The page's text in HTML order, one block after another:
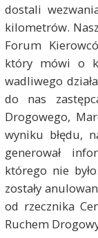
dostali
kilometrów.
Forum
który mówi o
wadliwego
do nas
Drogowego,
wyniku błędu,
generował
którego nie
zostały
od rzecznika
Ruchem